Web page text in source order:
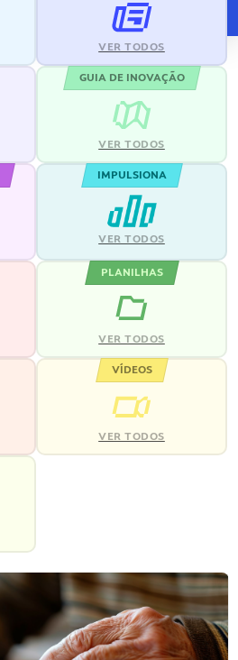
VER TODOS
GUIA DE INOVAÇÃO
VER TODOS
IMPULSIONA
VER TODOS
PLANILHAS
VER TODOS
VÍDEOS
VER TODOS